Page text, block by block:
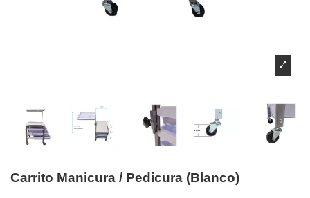
Carrito Manicura / Pedicura (Blanco)